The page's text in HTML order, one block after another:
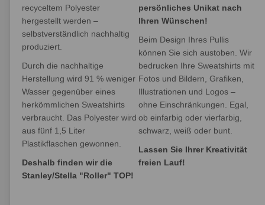
recyceltem Polyester
hergestellt werden –
selbstverständlich nachhaltig
produziert.
Durch die nachhaltige
Herstellung wird 91 % weniger
Wasser gegenüber eines
herkömmlichen Sweatshirts
verbraucht. Das Polyester wird
aus fünf 1,5 Liter
Plastikflaschen gewonnen.
Deshalb finden wir die
Stanley/Stella "Roller" TOP!
persönliches Unikat nach
Ihren Wünschen!
Beim Design Ihres Pullis
können Sie sich austoben. Wir
bedrucken Ihre Sweatshirts mit
Fotos und Bildern, Grafiken,
Illustrationen und Logos –
ohne Einschränkungen. Egal,
ob einfarbig oder vierfarbig,
schwarz, weiß oder bunt.
Lassen Sie Ihrer Kreativität
freien Lauf!